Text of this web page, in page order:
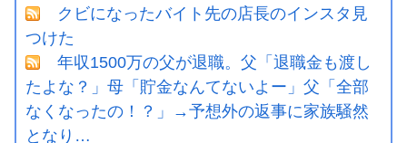
クビになったバイト先の店長のインスタ見
つけた
年収1500万の父が退職。父「退職金も渡し
たよな？」母「貯金なんてないよー」父「全部
なくなったの！？」→予想外の返事に家族騒然
となり…